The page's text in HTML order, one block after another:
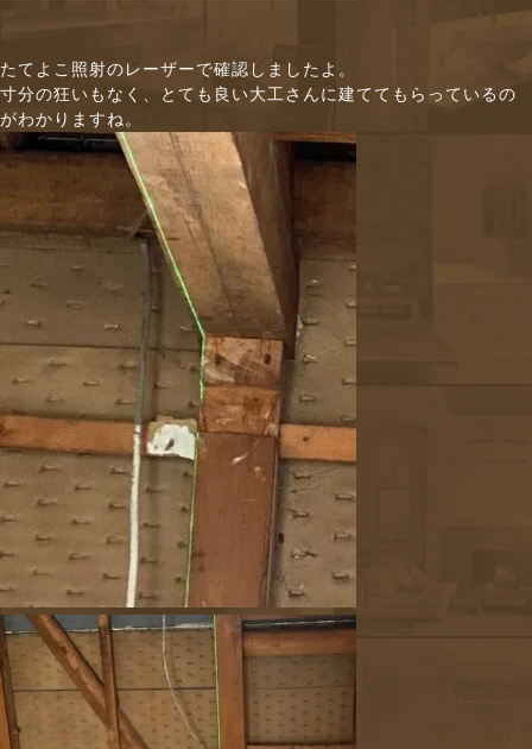
たてよこ照射のレーザーで確認しましたよ。
寸分の狂いもなく、とても良い大工さんに建ててもらっているの
がわかりますね。